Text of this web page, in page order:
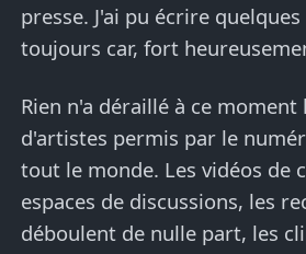
presse. J'ai pu écrire
toujours car, fort
Rien n'a déraillé à ce
d'artistes permis par le
tout le monde. Les vidéos de
espaces de discussions, les
déboulent de nulle part, les